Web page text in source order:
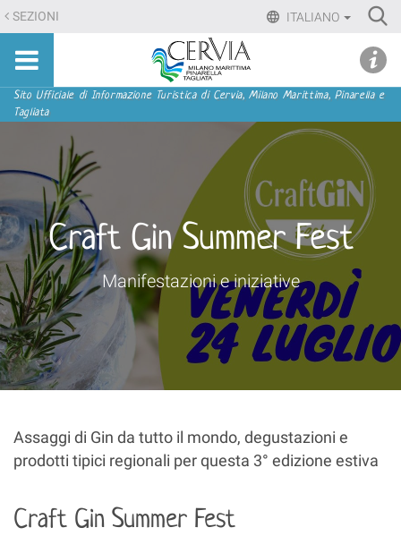
Salta
ai
contenuti.
Salta
alla
navigazione
ITALIANO
SEZIONI
Sito
turistico
ufficiale
Marittima,
Pinarella,
Tagliata
Sezioni
Sito Ufficiale di Informazione Turistica di Cervia, Milano Marittima, Pinarella e
Tagliata
Craft Gin Summer Fest
Manifestazioni e iniziative
Assaggi di Gin da tutto il mondo, degustazioni e
prodotti tipici regionali per questa 3° edizione estiva
Craft Gin Summer Fest
menu